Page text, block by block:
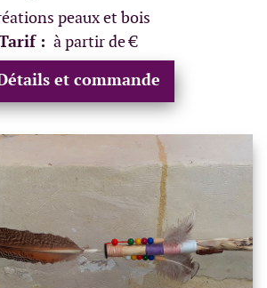
peaux et bois
: à partir de €
et commande